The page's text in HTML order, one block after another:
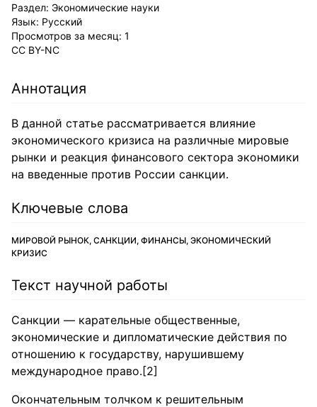
Раздел: Экономические науки
Язык: Русский
Просмотров за месяц: 1
CC BY-NC
Аннотация
В данной статье рассматривается влияние
экономического кризиса на различные мировые
рынки и реакция финансового сектора экономики
на введенные против России санкции.
Ключевые слова
МИРОВОЙ РЫНОК, САНКЦИИ, ФИНАНСЫ, ЭКОНОМИЧЕСКИЙ
КРИЗИС
Текст научной работы
Санкции — карательные общественные,
экономические и дипломатические действия по
отношению к государству, нарушившему
международное право.[2]
Окончательным толчком к решительным